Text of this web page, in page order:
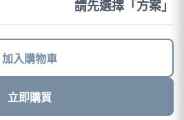
請先選擇「方案」
加入購物車
立即購買